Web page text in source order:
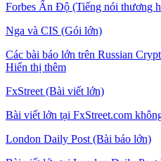
Forbes Ấn Độ (Tiếng nói thương
Nga và CIS (Gói lớn)
Các bài báo lớn trên Russian
Hiển thị thêm
FxStreet (Bài viết lớn)
Bài viết lớn tại FxStreet.com
London Daily Post (Bài báo lớn)